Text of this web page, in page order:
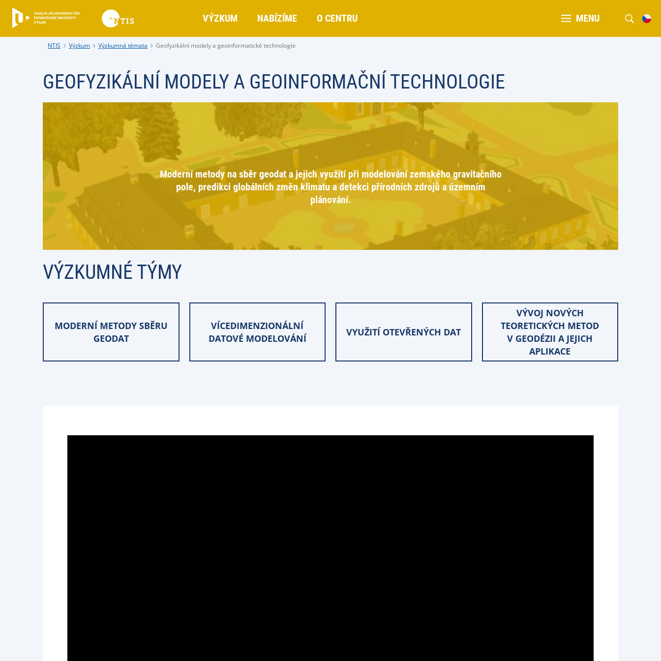
VÝZKUM NABÍZÍME O CENTRU MENU
NTIS Výzkum Výzkumná témata Geofyzikální modely a geoinformatické technologie
GEOFYZIKÁLNÍ MODELY A GEOINFORMAČNÍ TECHNOLOGIE
Moderní metody na sběr geodat a jejich využití při modelování zemského gravitačního
pole, predikci globálních změn klimatu a detekci přírodních zdrojů a územním
plánování.
VÝZKUMNÉ TÝMY
MODERNÍ METODY SBĚRU
GEODAT
VÍCEDIMENZIONÁLNÍ
DATOVÉ MODELOVÁNÍ
VYUŽITÍ OTEVŘENÝCH DAT
VÝVOJ NOVÝCH
TEORETICKÝCH METOD
V GEODÉZII A JEJICH
APLIKACE